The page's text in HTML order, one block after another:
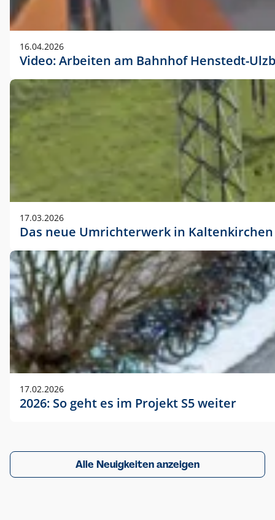
16.04.2026
Video: Arbeiten am Bahnhof Henstedt-
17.03.2026
Das neue Umrichterwerk in Kaltenkirchen
17.02.2026
2026: So geht es im Projekt S5 weiter
Alle Neuigkeiten anzeigen